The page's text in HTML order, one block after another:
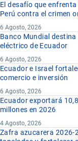
El desafío que
Perú contra el crimen
6 Agosto, 2026
Banco Mundial
eléctrico de Ecuador
6 Agosto, 2026
Ecuador e Israel
comercio e inversión
6 Agosto, 2026
Ecuador exportará
millones en 2026
4 Agosto, 2026
Zafra azucarera 2026-